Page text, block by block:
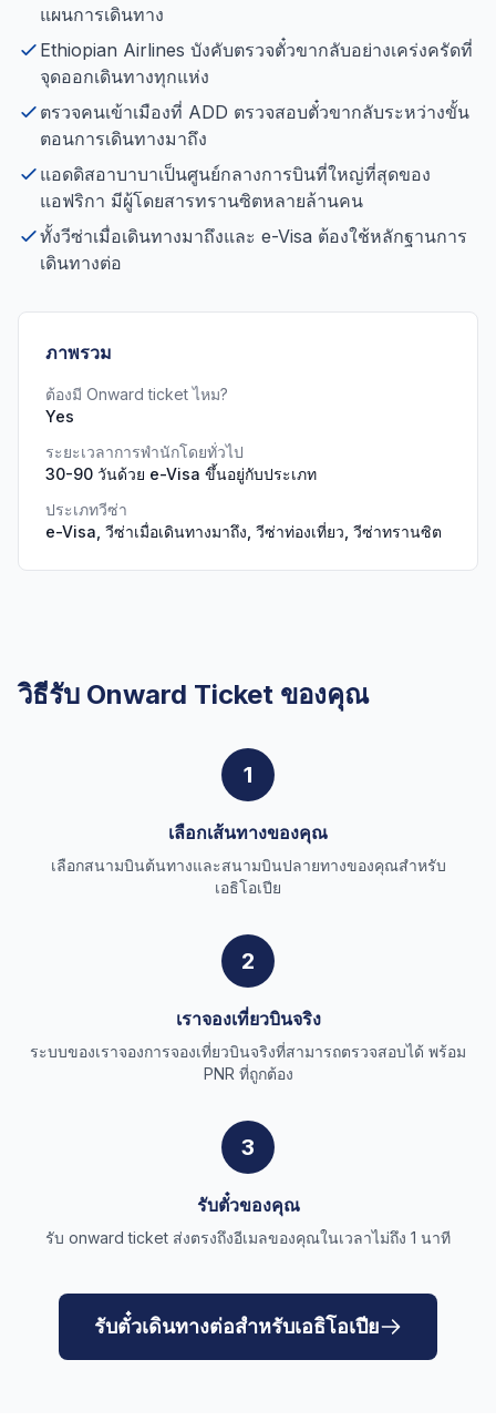
แผนการเดินทาง
Ethiopian Airlines บังคับตรวจตั๋วขากลับอย่างเคร่งครัดที่
จุดออกเดินทางทุกแห่ง
ตรวจคนเข้าเมืองที่ ADD ตรวจสอบตั๋วขากลับระหว่างขั้น
ตอนการเดินทางมาถึง
แอดดิสอาบาบาเป็นศูนย์กลางการบินที่ใหญ่ที่สุดของ
แอฟริกา มีผู้โดยสารทรานซิตหลายล้านคน
ทั้งวีซ่าเมื่อเดินทางมาถึงและ e-Visa ต้องใช้หลักฐานการ
เดินทางต่อ
ภาพรวม
ต้องมี Onward ticket ไหม?
Yes
ระยะเวลาการพำนักโดยทั่วไป
30-90 วันด้วย e-Visa ขึ้นอยู่กับประเภท
ประเภทวีซ่า
e-Visa, วีซ่าเมื่อเดินทางมาถึง, วีซ่าท่องเที่ยว, วีซ่าทรานซิต
วิธีรับ Onward Ticket ของคุณ
1
เลือกเส้นทางของคุณ
เลือกสนามบินต้นทางและสนามบินปลายทางของคุณสำหรับ
เอธิโอเปีย
2
เราจองเที่ยวบินจริง
ระบบของเราจองการจองเที่ยวบินจริงที่สามารถตรวจสอบได้ พร้อม
PNR ที่ถูกต้อง
3
รับตั๋วของคุณ
รับ onward ticket ส่งตรงถึงอีเมลของคุณในเวลาไม่ถึง 1 นาที
รับตั๋วเดินทางต่อสำหรับเอธิโอเปีย